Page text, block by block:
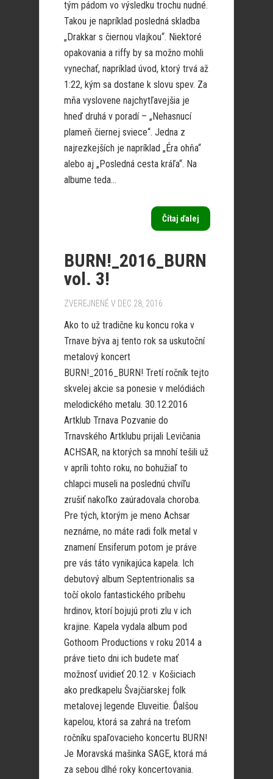
tým pádom vo výsledku trochu nudné.
Takou je napríklad posledná skladba
„Drakkar s čiernou vlajkou“. Niektoré
opakovania a riffy by sa možno mohli
vynechať, napríklad úvod, ktorý trvá až
1:22, kým sa dostane k slovu spev. Za
mňa vyslovene najchytľavejšia je
hneď druhá v poradí – „Nehasnucí
plameň čiernej sviece“. Jedna z
najrezkejších je napríklad „Éra ohňa“
alebo aj „Posledná cesta kráľa“. Na
albume teda...
Čítaj ďalej
BURN!_2016_BURN
vol. 3!
ZVEREJNENÉ V DEC 28, 2016
Ako to už tradične ku koncu roka v
Trnave býva aj tento rok sa uskutoční
metalový koncert
BURN!_2016_BURN! Tretí ročník tejto
skvelej akcie sa ponesie v melódiách
melodického metalu. 30.12.2016
Artklub Trnava Pozvanie do
Trnavského Artklubu prijali Levičania
ACHSAR, na ktorých sa mnohí tešili už
v apríli tohto roku, no bohužiaľ to
chlapci museli na poslednú chvíľu
zrušiť nakoľko zaúradovala choroba.
Pre tých, ktorým je meno Achsar
neznáme, no máte radi folk metal v
znamení Ensiferum potom je práve
pre vás táto vynikajúca kapela. Ich
debutový album Septentrionalis sa
točí okolo fantastického príbehu
hrdinov, ktorí bojujú proti zlu v ich
krajine. Kapela vydala album pod
Gothoom Productions v roku 2014 a
práve tieto dni ich budete mať
možnosť uvidieť 20.12. v Košiciach
ako predkapelu Švajčiarskej folk
metalovej legende Eluveitie. Ďalšou
kapelou, ktorá sa zahrá na treťom
ročníku spaľovacieho koncertu BURN!
Je Moravská mašinka SAGE, ktorá má
za sebou dlhé roky koncertovania.